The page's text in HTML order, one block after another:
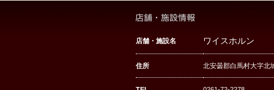
店舗・施設名 ワイスホルン
住所 北安曇郡白馬村大字北